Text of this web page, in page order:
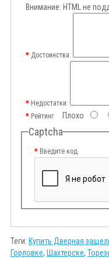
Внимание: HTML не
Достоинства:
Недостатки:
РейтингПлохо
Captcha
Введите код
Теги: Купить Дверная
Горловке, Шахтерске,